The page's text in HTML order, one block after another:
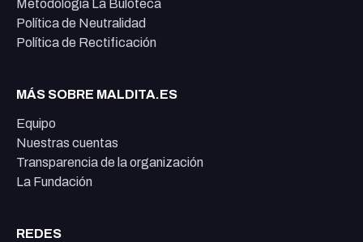
Metodología La Buloteca
Política de Neutralidad
Política de Rectificación
MÁS SOBRE MALDITA.ES
Equipo
Nuestras cuentas
Transparencia de la organización
La Fundación
REDES